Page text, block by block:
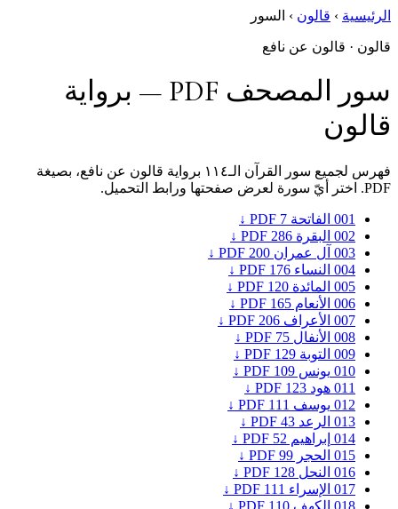
الرئيسية › قالون › السور
قالون · قالون عن نافع
سور المصحف PDF — برواية
قالون
فهرس لجميع سور القرآن الـ١١٤ برواية قالون عن نافع، بصيغة
PDF. اختر أيّ سورة لعرض صفحتها ورابط التحميل.
001 الفاتحة 7
PDF ↓
002 البقرة 286
PDF ↓
003 آل عمران 200
PDF ↓
004 النساء 176
PDF ↓
005 المائدة 120
PDF ↓
006 الأنعام 165
PDF ↓
007 الأعراف 206
PDF ↓
008 الأنفال 75
PDF ↓
009 التوبة 129
PDF ↓
010 يونس 109
PDF ↓
011 هود 123
PDF ↓
012 يوسف 111
PDF ↓
013 الرعد 43
PDF ↓
014 إبراهيم 52
PDF ↓
015 الحجر 99
PDF ↓
016 النحل 128
PDF ↓
017 الإسراء 111
PDF ↓
018 الكهف 110
PDF ↓